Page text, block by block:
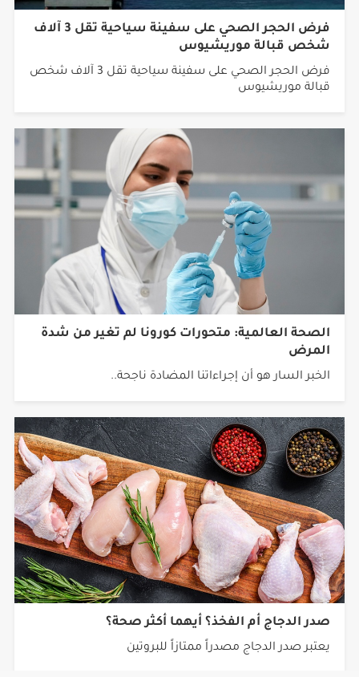
فرض الحجر الصحي على سفينة سياحية تقل 3 آلاف
شخص قبالة موريشيوس
فرض الحجر الصحي على سفينة سياحية تقل 3 آلاف شخص
قبالة موريشيوس
الصحة العالمية: متحورات كورونا لم تغير من شدة
المرض
الخبر السار هو أن إجراءاتنا المضادة ناجحة..
صدر الدجاج أم الفخذ؟ أيهما أكثر صحة؟
يعتبر صدر الدجاج مصدراً ممتازاً للبروتين